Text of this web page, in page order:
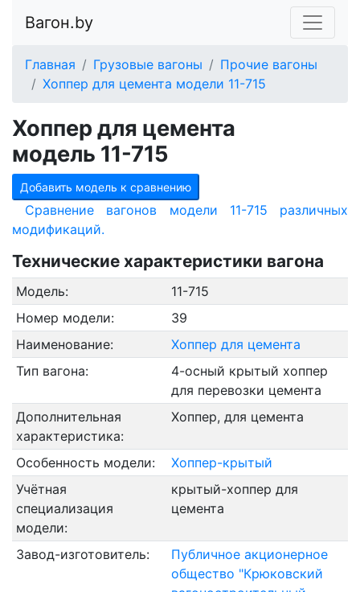
Вагон.by
Главная Грузовые вагоны
Прочие вагоны
Хоппер для цемента модели 11-715
Хоппер для цемента
модель 11-715
Добавить модель к сравнению
Сравнение вагонов модели 11-715 различных
модификаций.
Технические характеристики вагона
Модель:
11-715
Номер модели:
39
Наименование:
Хоппер для цемента
Тип вагона:
4-осный крытый хоппер
для перевозки цемента
Дополнительная
характеристика:
Хоппер, для цемента
Особенность модели:
Хоппер-крытый
Учётная
специализация
модели:
крытый-хоппер для
цемента
Завод-изготовитель:
Публичное акционерное
общество "Крюковский